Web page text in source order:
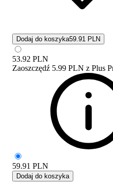
Dodaj do koszyka59.91 PLN
53.92 PLN
Zaoszczędź 5.99 PLN z Plus
59.91 PLN
Dodaj do koszyka